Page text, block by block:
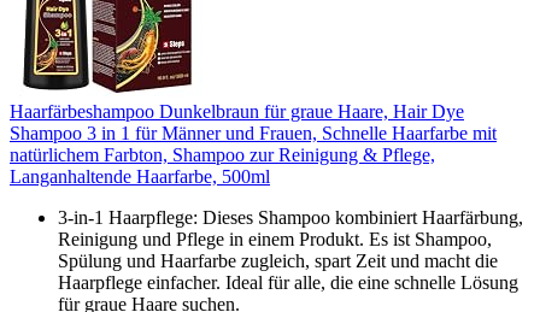
Haarfärbeshampoo Dunkelbraun für graue Haare, Hair Dye
Shampoo 3 in 1 für Männer und Frauen, Schnelle Haarfarbe mit
natürlichem Farbton, Shampoo zur Reinigung & Pflege,
Langanhaltende Haarfarbe, 500ml
3-in-1 Haarpflege: Dieses Shampoo kombiniert Haarfärbung,
Reinigung und Pflege in einem Produkt. Es ist Shampoo,
Spülung und Haarfarbe zugleich, spart Zeit und macht die
Haarpflege einfacher. Ideal für alle, die eine schnelle Lösung
für graue Haare suchen.